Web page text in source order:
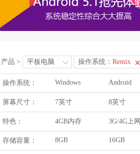
产品 > 平板电脑 操作系统： Remix
操作系统： Windows Android
屏幕尺寸： 7英寸 8英寸
特色： 4GB内存 3G/4G上网
存储容量： 8GB 16GB